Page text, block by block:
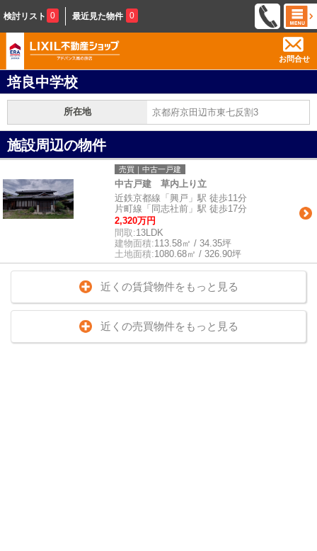
検討リスト 0 最近見た物件 0
お問合せ
培良中学校
所在地 京都府京田辺市東七反割3
施設周辺の物件
売買｜中古一戸建
中古戸建 草内上り立
近鉄京都線「興戸」駅 徒歩11分
片町線「同志社前」駅 徒歩17分
2,320万円
間取:13LDK
建物面積:113.58㎡ / 34.35坪
土地面積:1080.68㎡ / 326.90坪
近くの賃貸物件をもっと見る
近くの売買物件をもっと見る